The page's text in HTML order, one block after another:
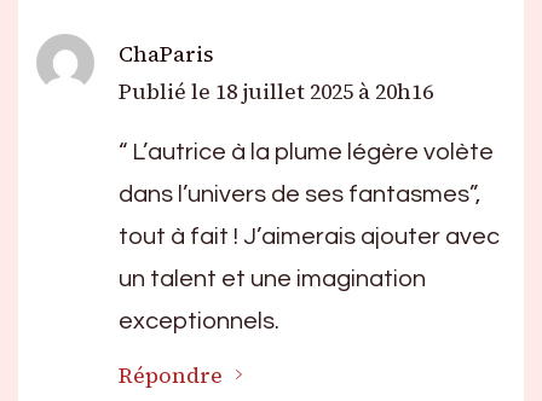
ChaParis
Publié le 18 juillet 2025 à 20h16
“ L’autrice à la plume légère volète
dans l’univers de ses fantasmes”,
tout à fait ! J’aimerais ajouter avec
un talent et une imagination
exceptionnels.
Répondre